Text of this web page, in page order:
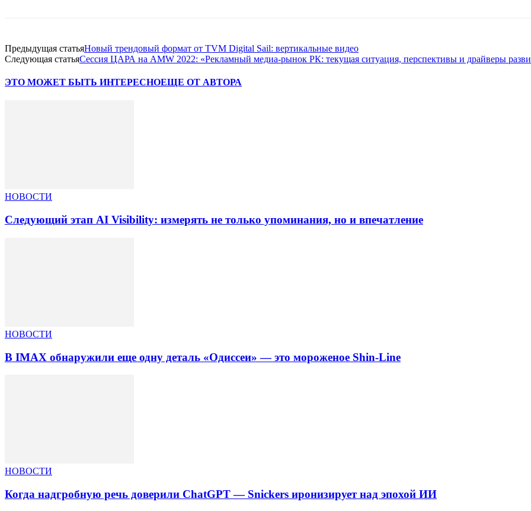
Предыдущая статьяНовый трендовый формат от TVM Digital Sail: вертикальные видео
Следующая статьяСессия ЦАРА на AMW 2022: «Рекламный медиа-рынок РК: текущая ситуация, перспективы и драйверы
ЭТО МОЖЕТ БЫТЬ ИНТЕРЕСНОЕЩЕ ОТ АВТОРА
НОВОСТИ
Следующий этап AI Visibility: измерять не только упоминания, но и впечатление
НОВОСТИ
В IMAX обнаружили еще одну деталь «Одиссеи» — это мороженое Shin-Line
НОВОСТИ
Когда надгробную речь доверили ChatGPT — Snickers иронизирует над эпохой ИИ